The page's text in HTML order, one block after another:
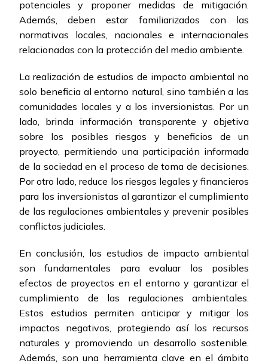
potenciales y proponer medidas de mitigación.
Además, deben estar familiarizados con las
normativas locales, nacionales e internacionales
relacionadas con la protección del medio ambiente.
La realización de estudios de impacto ambiental no
solo beneficia al entorno natural, sino también a las
comunidades locales y a los inversionistas. Por un
lado, brinda información transparente y objetiva
sobre los posibles riesgos y beneficios de un
proyecto, permitiendo una participación informada
de la sociedad en el proceso de toma de decisiones.
Por otro lado, reduce los riesgos legales y financieros
para los inversionistas al garantizar el cumplimiento
de las regulaciones ambientales y prevenir posibles
conflictos judiciales.
En conclusión, los estudios de impacto ambiental
son fundamentales para evaluar los posibles
efectos de proyectos en el entorno y garantizar el
cumplimiento de las regulaciones ambientales.
Estos estudios permiten anticipar y mitigar los
impactos negativos, protegiendo así los recursos
naturales y promoviendo un desarrollo sostenible.
Además, son una herramienta clave en el ámbito